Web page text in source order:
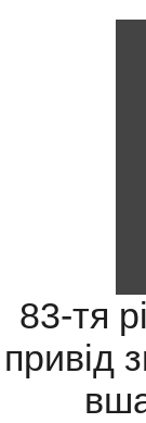
83-тя
привід